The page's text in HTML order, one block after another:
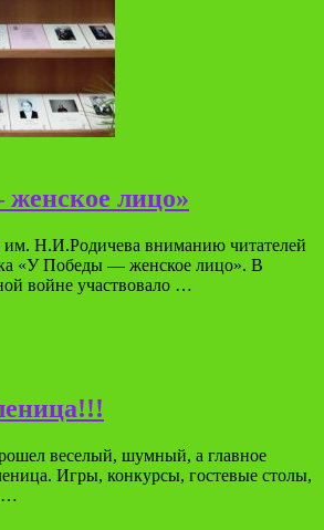
лицо»
Н.И.Родичева вниманию читателей
«У Победы — женское лицо». В
войне участвовало …
веселый, шумный, а главное
Игры, конкурсы, гостевые столы,
…